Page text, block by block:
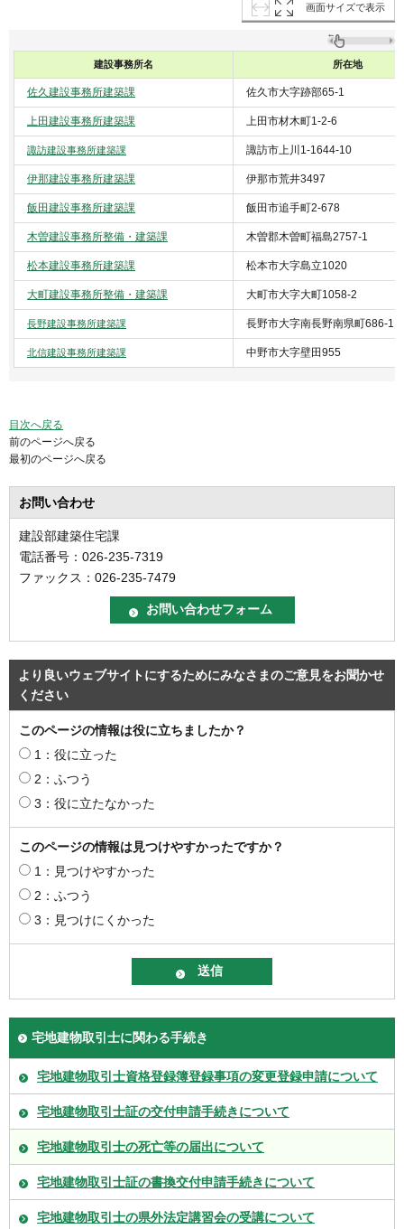
画面サイズで表示
建設事務所名 所在地
佐久建設事務所建築課 佐久市大字跡部65-1
上田建設事務所建築課 上田市材木町1-2-6
諏訪建設事務所建築課 諏訪市上川1-1644-10
伊那建設事務所建築課 伊那市荒井3497
飯田建設事務所建築課 飯田市追手町2-678
木曽建設事務所整備・建築課 木曽郡木曽町福島2757-1
松本建設事務所建築課 松本市大字島立1020
大町建設事務所整備・建築課 大町市大字大町1058-2
長野建設事務所建築課 長野市大字南長野南県町686-1
北信建設事務所建築課 中野市大字壁田955
目次へ戻る
前のページへ戻る
最初のページへ戻る
お問い合わせ
建設部建築住宅課
電話番号：026-235-7319
ファックス：026-235-7479
より良いウェブサイトにするためにみなさまのご意見をお聞かせ
ください
このページの情報は役に立ちましたか？
1：役に立った
2：ふつう
3：役に立たなかった
このページの情報は見つけやすかったですか？
1：見つけやすかった
2：ふつう
3：見つけにくかった
宅地建物取引士に関わる手続き
宅地建物取引士資格登録簿登録事項の変更登録申請について
宅地建物取引士証の交付申請手続きについて
宅地建物取引士の死亡等の届出について
宅地建物取引士証の書換交付申請手続きについて
宅地建物取引士の県外法定講習会の受講について